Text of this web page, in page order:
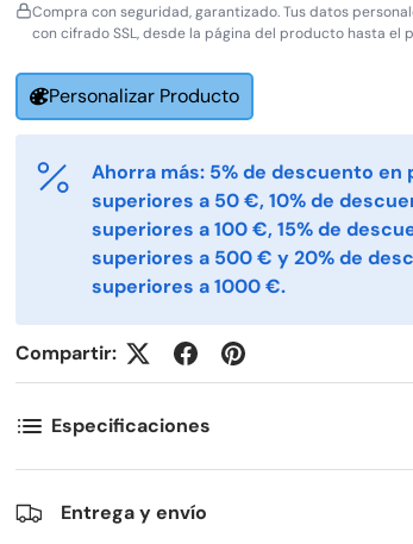
Compra con seguridad, garantizado. Tus datos
con cifrado SSL, desde la página del producto hasta el
Personalizar Producto
Ahorra más: 5% de descuento en
superiores a 50 €, 10% de
superiores a 100 €, 15% de
superiores a 500 € y 20% de
superiores a 1000 €.
Compartir:
Especificaciones
Entrega y envío